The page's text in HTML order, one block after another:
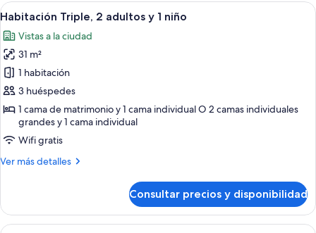
Abrir
todas
las
fotos
de
Habitación
Triple,
adultos
y
Habitación de hotel con una cama
6
Habitación Triple, 2 adultos y 1 niño
Vistas a la ciudad
31 m²
1 habitación
3 huéspedes
1 cama de matrimonio y 1 cama individual O 2 camas individuales
grandes y 1 cama individual
Wifi gratis
Ver más detalles
Más
Triple,
Consultar precios y disponibilidad
Una habitación de hotel con una